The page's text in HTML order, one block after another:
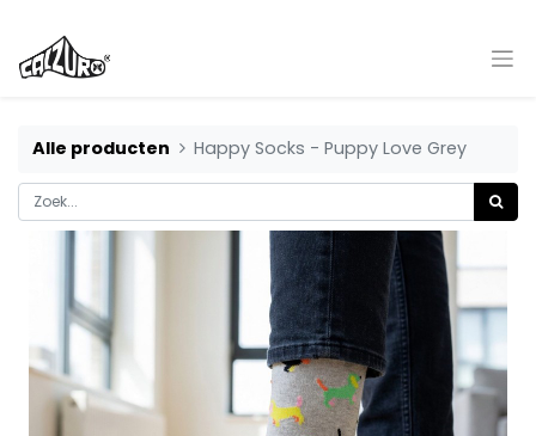
Alle producten Happy Socks - Puppy Love Grey